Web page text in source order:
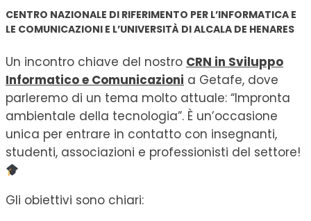
CENTRO NAZIONALE DI RIFERIMENTO PER L’INFORMATICA E
LE COMUNICAZIONI E L’UNIVERSITÀ DI ALCALA DE HENARES
Un incontro chiave del nostro CRN in Sviluppo
Informatico e Comunicazioni a Getafe, dove
parleremo di un tema molto attuale: “Impronta
ambientale della tecnologia”. È un’occasione
unica per entrare in contatto con insegnanti,
studenti, associazioni e professionisti del settore!
Gli obiettivi sono chiari: